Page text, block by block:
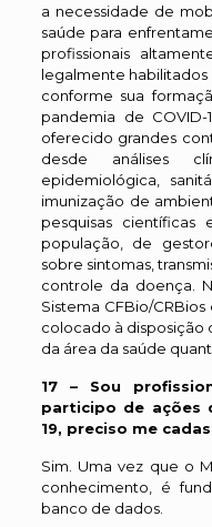
a necessidade de
saúde para
profissionais
legalmente habilitados
conforme sua
pandemia de
oferecido grandes
desde análises
epidemiológica,
imunização de
pesquisas
população, de
sobre sintomas,
controle da doença.
Sistema CFBio/
colocado à disposição
da área da saúde
17 – Sou
participo de ações
19, preciso me
Sim. Uma vez que o
conhecimento, é
banco de dados.